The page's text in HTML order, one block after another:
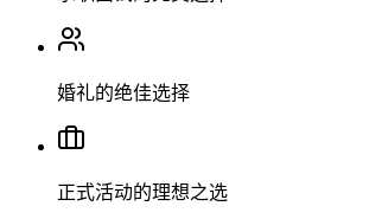
婚礼的绝佳选择
正式活动的理想之选